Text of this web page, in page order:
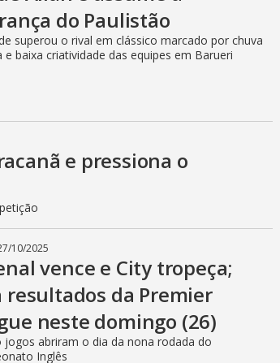
do Paulistão
superou o rival em clássico marcado por chuva
e baixa criatividade das equipes em Barueri
e pressiona o
10/2025
vence e City tropeça;
resultados da Premier
neste domingo (26)
jogos abriram o dia da nona rodada do
Inglês